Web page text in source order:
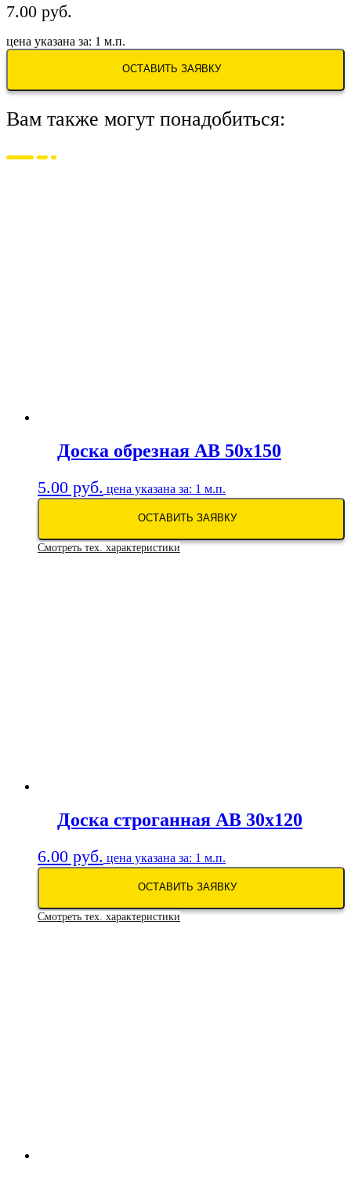
7.00 руб.
цена указана за: 1 м.п.
ОСТАВИТЬ ЗАЯВКУ
Вам также могут понадобиться:
Доска обрезная АВ 50х150
5.00 руб. цена указана за: 1 м.п.
ОСТАВИТЬ ЗАЯВКУ
Смотреть тех. характеристики
Доска строганная АВ 30х120
6.00 руб. цена указана за: 1 м.п.
ОСТАВИТЬ ЗАЯВКУ
Смотреть тех. характеристики